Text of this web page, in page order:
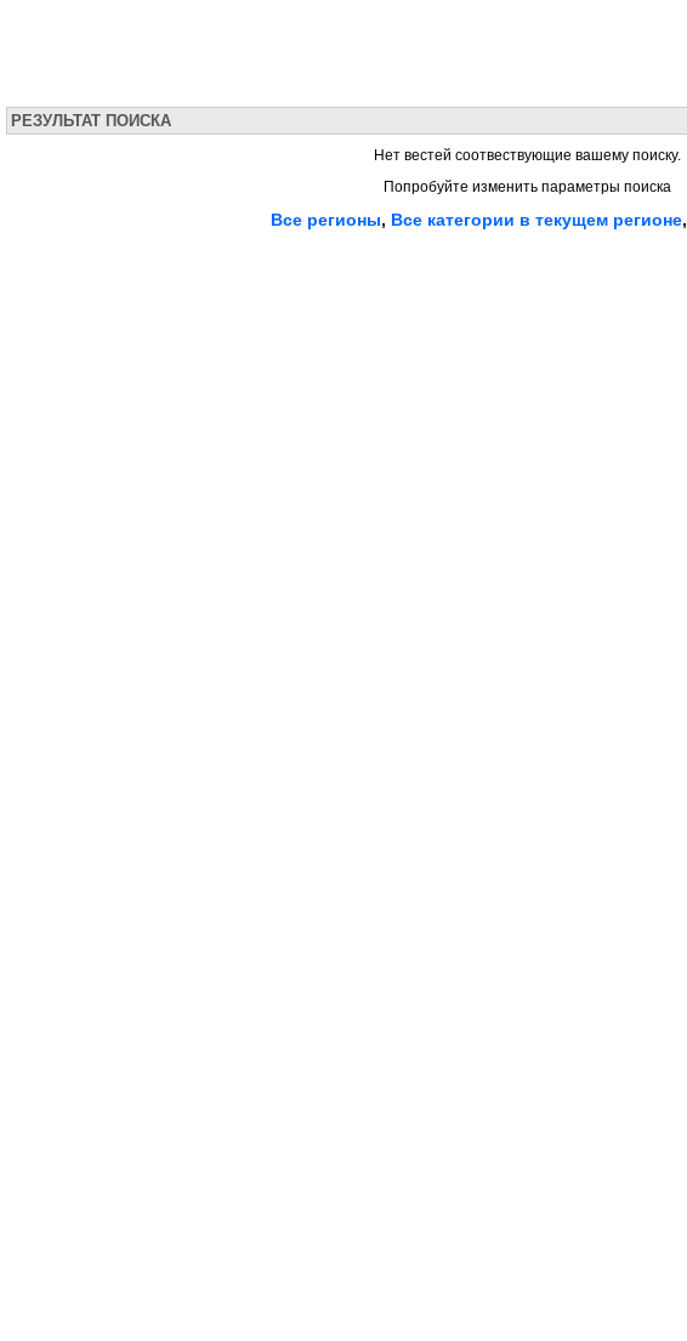
РЕЗУЛЬТАТ ПОИСКА
Нет вестей соотвествующие вашему поиску.
Попробуйте изменить параметры поиска
Все регионы, Все категории в текущем регионе,